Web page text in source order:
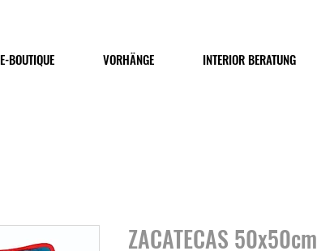
E-BOUTIQUE VORHÄNGE INTERIOR BERATUNG
ZACATECAS 50x50cm